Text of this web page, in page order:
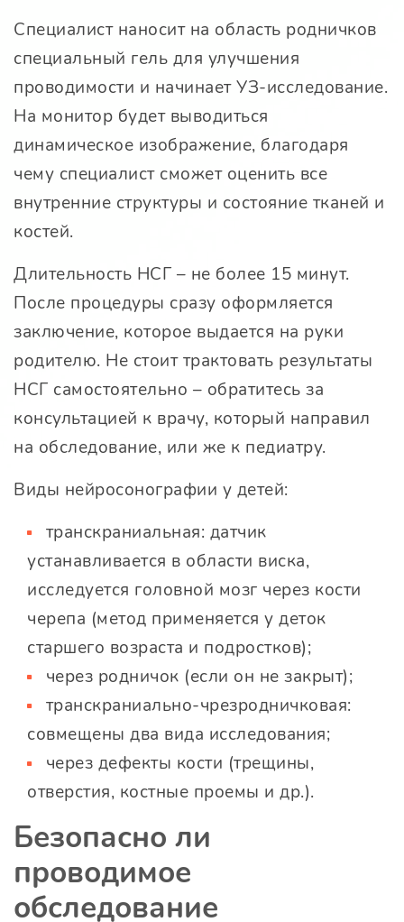
Специалист наносит на область родничков
специальный гель для улучшения
проводимости и начинает УЗ-исследование.
На монитор будет выводиться
динамическое изображение, благодаря
чему специалист сможет оценить все
внутренние структуры и состояние тканей и
костей.
Длительность НСГ – не более 15 минут.
После процедуры сразу оформляется
заключение, которое выдается на руки
родителю. Не стоит трактовать результаты
НСГ самостоятельно – обратитесь за
консультацией к врачу, который направил
на обследование, или же к педиатру.
Виды нейросонографии у детей:
транскраниальная: датчик
устанавливается в области виска,
исследуется головной мозг через кости
черепа (метод применяется у деток
старшего возраста и подростков);
через родничок (если он не закрыт);
транскраниально-чрезродничковая:
совмещены два вида исследования;
через дефекты кости (трещины,
отверстия, костные проемы и др.).
Безопасно ли
проводимое
обследование